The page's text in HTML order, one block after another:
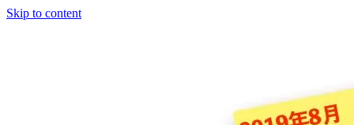
Skip to content